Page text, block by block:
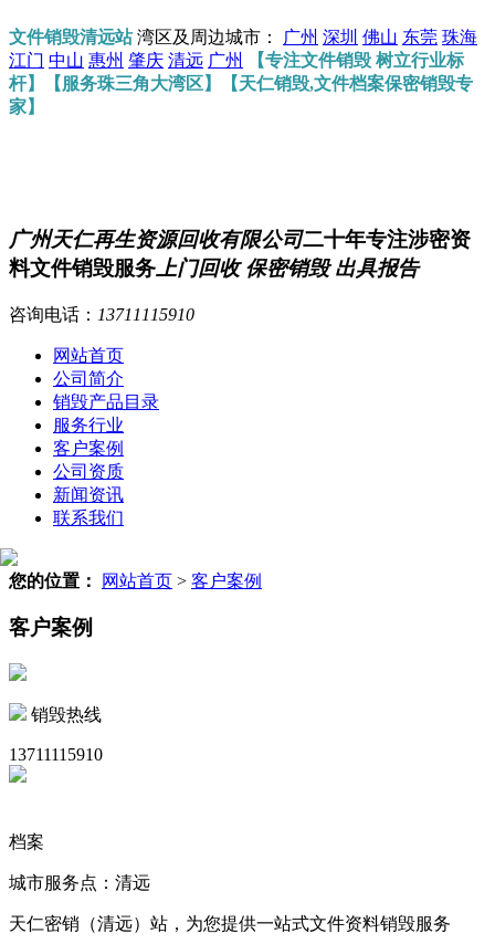
文件销毁清远站湾区及周边城市： 广州 深圳 佛山 东莞 珠海
江门 中山 惠州 肇庆 清远 广州
【专注文件销毁 树立行业标
杆】【服务珠三角大湾区】【天仁销毁,文件档案保密销毁专
家】
广州天仁再生资源回收有限公司二十年专注涉密资
料文件销毁服务 上门回收 保密销毁 出具报告
咨询电话： 13711115910
网站首页
公司简介
销毁产品目录
服务行业
客户案例
公司资质
新闻资讯
联系我们
您的位置： 网站首页 > 客户案例
客户案例
销毁热线
13711115910
档案
城市服务点：清远
天仁密销（清远）站，为您提供一站式文件资料销毁服务